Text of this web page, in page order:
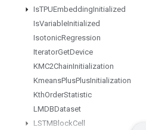
IsTPUEmbeddingInitialized
IsVariableInitialized
IsotonicRegression
IteratorGetDevice
KMC2ChainInitialization
KmeansPlusPlusInitialization
KthOrderStatistic
LMDBDataset
LSTMBlockCell
Blog
Fórum
GitHub
Twitter
YouTube